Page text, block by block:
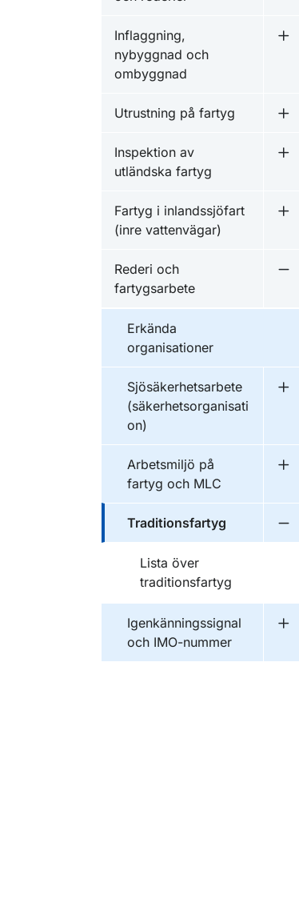
Inflaggning,
nybyggnad och
ombyggnad
Utrustning på fartyg
Inspektion av
utländska fartyg
Fartyg i inlandssjöfart
(inre vattenvägar)
Rederi och
fartygsarbete
Erkända
organisationer
Sjösäkerhetsarbete
(säkerhetsorganisati
on)
Arbetsmiljö på
fartyg och MLC
Traditionsfartyg
Lista över
traditionsfartyg
Igenkänningssignal
och IMO-nummer